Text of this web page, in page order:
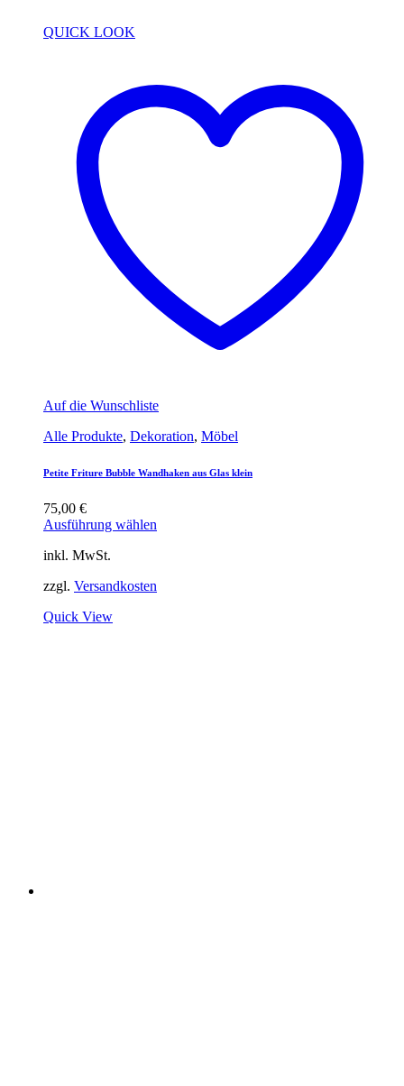
QUICK LOOK
Auf die Wunschliste
Alle Produkte, Dekoration, Möbel
Petite Friture Bubble Wandhaken aus Glas klein
75,00 €
Ausführung wählen
inkl. MwSt.
zzgl. Versandkosten
Quick View